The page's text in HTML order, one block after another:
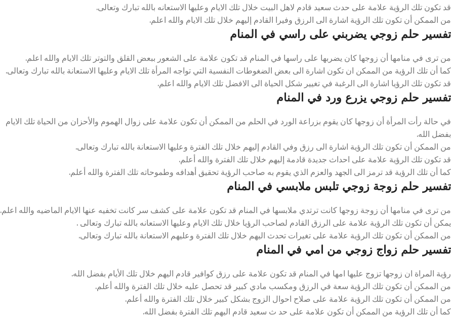
قد تكون تلك الرؤية علامة على حدث سعيد قادم لاهل البيت خلال تلك الايام وعليها الاستعانه بالله تبارك وتعالى.
من الممكن أن تكون تلك الرؤية اشارة الى الرزق وفيرا القادم إليهم خلال تلك الايام والله اعلم.
تفسير حلم زوجي يضربني على راسي في المنام
من ترى في منامها أن زوجها كان يضربها على راسها في المنام قد تكون علامة على الشعور ببعض القلق والتوتر تلك الايام والله اعلم.
كما أن تلك الرؤية من الممكن ان تكون اشارة الى بعض الضغوطات النفسية التي تواجه المرأة تلك الايام وعليها الاستعانة بالله تبارك وتعالى.
قد تكون تلك الرؤيا اشارة الى الرغبة في تغيير شكل الحياة الى الافضل تلك الايام والله اعلم.
تفسير حلم زوجي يزرع ورد في المنام
في حالة رأت المرأة أن زوجها كان يقوم بزراعة الورد في الحلم من الممكن أن تكون علامة على زوال الهموم والأحزان من الحياة تلك الايام
بفضل الله.
من الممكن أن تكون تلك الرؤية اشارة الى رزق وفي القادم إليهم خلال تلك الفترة وعليها الاستعانة بالله تبارك وتعالى.
قد تكون تلك الرؤية علامة على احداث جديدة قادمة إليهم خلال تلك الفترة والله أعلم.
كما أن تلك الرؤية قد ترمز الى الجهد والعزم الذي يقوم به صاحب الرؤية تحقيق أهدافه وطموحاته تلك الفترة والله أعلم.
تفسير حلم زوجة زوجي تلبس ملابسي في المنام
من ترى في منامها أن زوجة زوجها كانت ترتدي ملابسها في المنام قد تكون علامة على كشف سر كانت تخفيه عنها الايام الماضيه والله اعلم.
يمكن أن تكون تلك الرؤية علامة على الرزق القادم لصاحب الرؤيا خلال تلك الايام وعليها الاستعانه بالله تبارك وتعالى .
من الممكن أن تكون تلك الرؤية علامة على تغيرات تحدث اليهم خلال تلك الفترة وعليهم الاستعانة بالله تبارك وتعالى.
تفسير حلم زواج زوجي من امي في المنام
رؤية المراة ان زوجها تزوج عليها امها في المنام قد تكون علامة على رزق كوافير قادم اليهم خلال تلك الأيام بفضل الله.
من الممكن أن تكون تلك الرؤية سعة في الرزق ومكسب مادي كبير قد تحصل عليه خلال تلك الفترة والله أعلم.
من الممكن أن تكون تلك الرؤية علامة على صلاح احوال الزوج بشكل كبير خلال تلك الفترة والله أعلم.
كما أن تلك الرؤية من الممكن أن تكون علامة على حد ث سعيد قادم اليهم تلك الفترة بفضل الله.